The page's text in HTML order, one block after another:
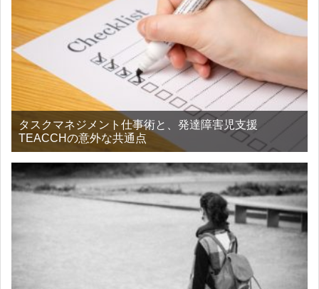
タスクマネジメント仕事術と、発達障害児支援
TEACCHの意外な共通点